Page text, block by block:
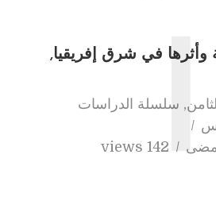
وأثرها في شرق إفريقيا,
, سلسلة الدراسات
142 viewsا